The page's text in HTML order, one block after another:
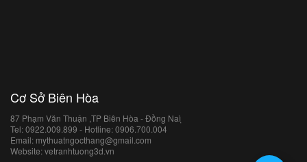
Cơ Sở Biên Hòa
87 Phạm Văn Thuận ,TP Biên Hòa - Đồng Naì ̣
Tel: 0922.009.899 - Hotline: 0906.700.004
Email: mythuatngocthang@gmail.com
Website: vetranhtuong3d.vn